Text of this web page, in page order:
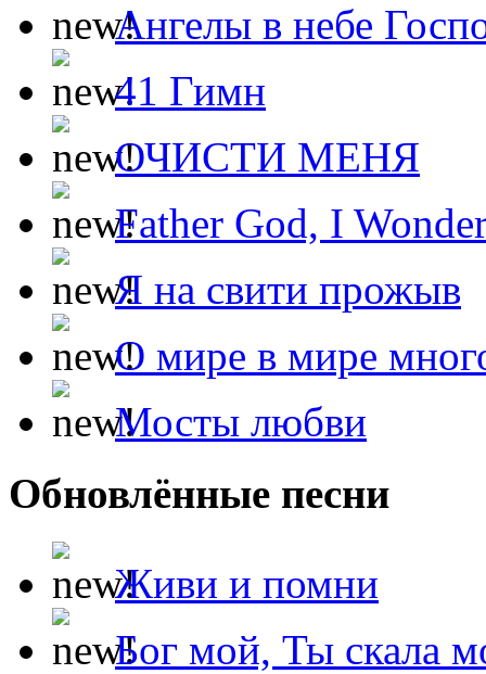
Ангелы в небе
41 Гимн
ОЧИСТИ МЕНЯ
Father God, I
Я на свити прожыв
О мире в мире
Мосты любви
Обновлённые песни
Живи и помни
Бог мой, Ты скала